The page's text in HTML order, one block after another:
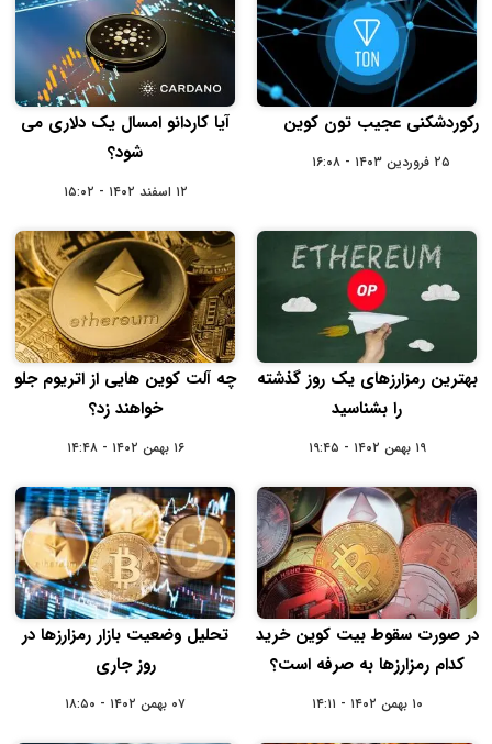
رکوردشکنی عجیب تون کوین
۲۵ فروردین ۱۴۰۳ - ۱۶:۰۸
آیا کاردانو امسال یک دلاری می
شود؟
۱۲ اسفند ۱۴۰۲ - ۱۵:۰۲
بهترین رمزارزهای یک روز گذشته
را بشناسید
۱۹ بهمن ۱۴۰۲ - ۱۹:۴۵
چه آلت کوین هایی از اتریوم جلو
خواهند زد؟
۱۶ بهمن ۱۴۰۲ - ۱۴:۴۸
در صورت سقوط بیت کوین خرید
کدام رمزارزها به صرفه است؟
۱۰ بهمن ۱۴۰۲ - ۱۴:۱۱
تحلیل وضعیت بازار رمزارزها در
روز جاری
۰۷ بهمن ۱۴۰۲ - ۱۸:۵۰